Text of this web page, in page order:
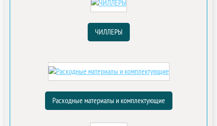
ЧИЛЛЕРЫ
Расходные материалы и комплектующие